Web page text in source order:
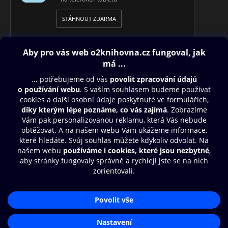
STÁHNOUT ZDARMA
Obsah ke stažení
Moje O2 Knihovna
Další zábava
© O2 Czech Republic a.s.
Zásady zpracování osobních údajůAplikace O2 Knihovna
Čti a poslouchej své e-knihy a